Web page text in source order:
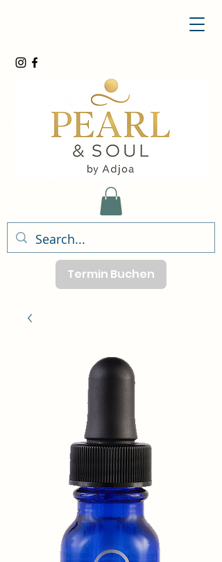
Termin Buchen